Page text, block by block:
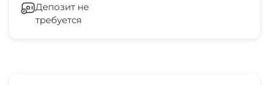
Депозит не
требуется